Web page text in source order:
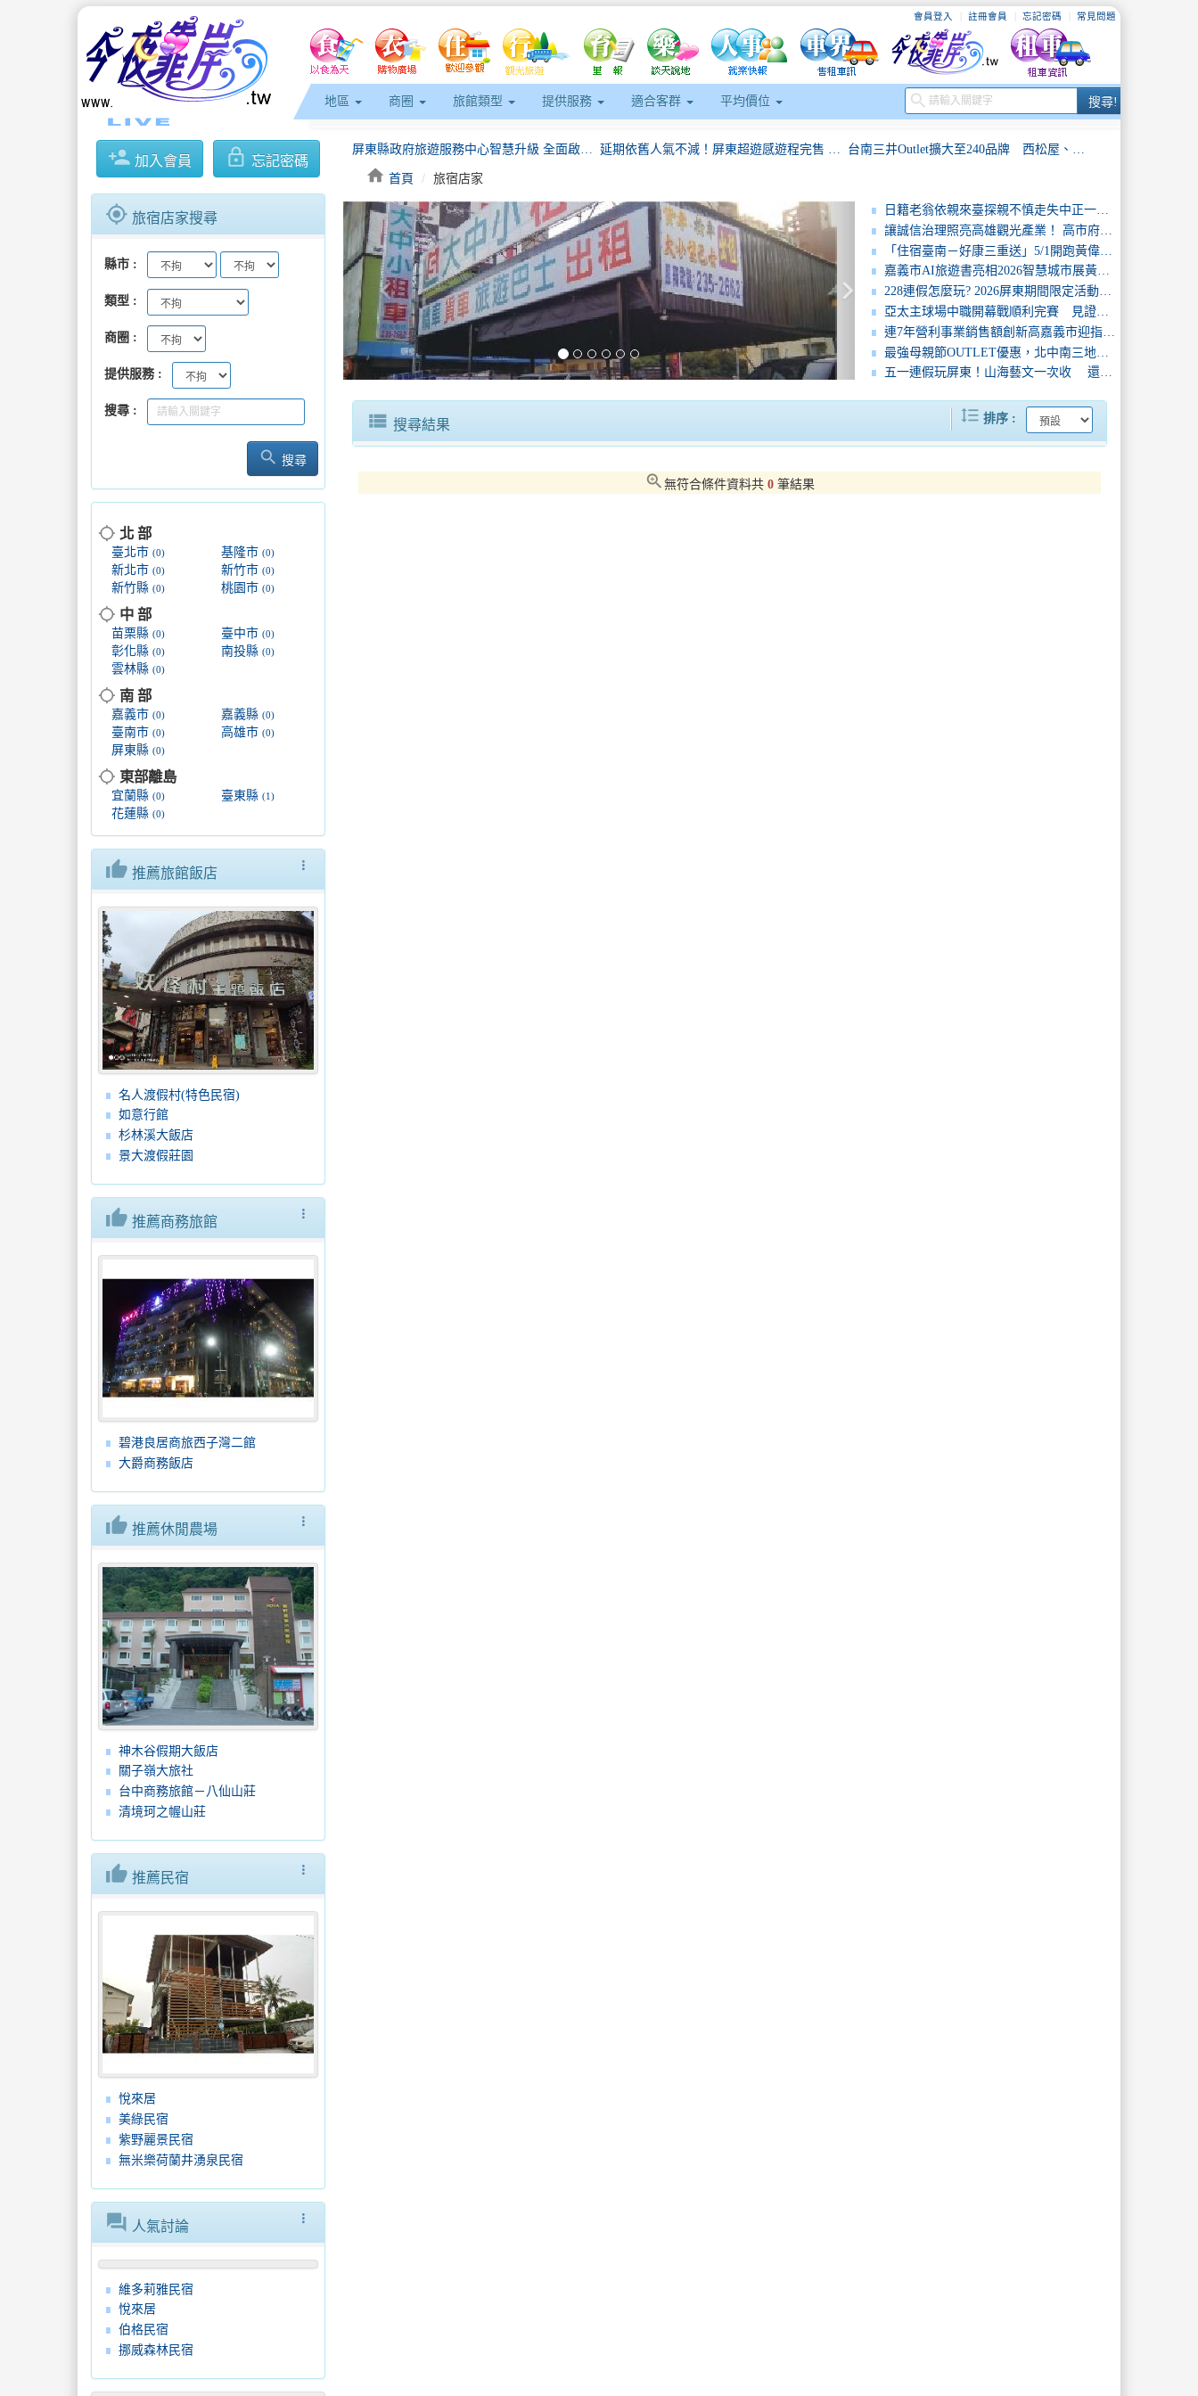
會員登入 註冊會員 忘記密碼 常見問題
地區 商圈 旅館類型 提供服務 適合客群 平均價位
搜
尋
search 搜尋!
person_add 加入會員 lock_outline 忘記密碼
gps_fixed 旅宿店家搜尋
縣市
類型
商圈
提供服務
搜尋
search 搜尋
location_searching 北 部
臺北市 (0) 基隆市(0)
新北市 (0) 新竹市(0)
新竹縣 (0) 桃園市(0)
location_searching 中 部
苗栗縣 (0) 臺中市(0)
彰化縣 (0) 南投縣(0)
雲林縣 (0)
location_searching 南 部
嘉義市 (0) 嘉義縣(0)
臺南市 (0) 高雄市(0)
屏東縣 (0)
location_searching 東部離島
宜蘭縣 (0) 臺東縣(1)
花蓮縣 (0)
more_vert
thumb_up 推薦旅館飯店
名人渡假村(特色民宿)
如意行館
杉林溪大飯店
景大渡假莊園
more_vert
thumb_up 推薦商務旅館
碧港良居商旅西子灣二館
大爵商務飯店
more_vert
thumb_up 推薦休閒農場
神木谷假期大飯店
關子嶺大旅社
台中商務旅館－八仙山莊
清境珂之幄山莊
more_vert
thumb_up 推薦民宿
悅來居
美綠民宿
紫野麗景民宿
無米樂荷蘭井湧泉民宿
more_vert
forum 人氣討論
維多莉雅民宿
悅來居
伯格民宿
挪威森林民宿
屏東縣政府旅遊服務中心智慧升級 全面啟用數位看板播放器 打造即時資訊觀光新體驗
親子連假去哪玩？新北招商案活動優惠陪你歡度兒童節 不讓憾事發生!中二警成功尋獲中年失意男
2026螢光花泉季4月11日盛大登場四部曲串聯楠西春日魅力邀民眾賞螢、賞花、泡湯、漫遊山城 韓職樂天巨人完成台南春訓任務 兒童連假玩翻屏東！ 一到三日動感遊程 開啟春日冒險模式
黃敏惠市長率隊參與拉法葉蘋果節嘉大附小童軍行銷城市成為「小小外交官」 把生活能力找回來！ 屏東長照結合物理治療打造新典範
屏東縣政府旅遊服務中心智慧升級 全面啟用數位看板播放器 打造即時資訊觀光新體驗 延期依舊人氣不減！屏東超遊感遊程完售 7月恆春機場再掀飛行熱潮
home 首頁 旅宿店家
keyboard_arrow_left keyboard_arrow_right
日籍老翁依親來臺探親不慎走失中正一暖警供餐陪伴助返家
讓誠信治理照亮高雄觀光產業！ 高市府攜手產官學訓，共創餐旅專業倫理新世代
「住宿臺南－好康三重送」5/1開跑黃偉哲：住越多、省越多、再抽百萬好禮
嘉義市AI旅遊書亮相2026智慧城市展黃敏惠市長體驗智慧旅遊新模式
228連假怎麼玩? 2026屏東期間限定活動報你知！
亞太主球場中職開幕戰順利完賽 見證臺南棒球發展重要里程碑
連7年營利事業銷售額創新高嘉義市迎指標餐飲品牌金色三麥雲嘉地區首店進駐
最強母親節OUTLET優惠，北中南三地同步開催！
五一連假玩屏東！山海藝文一次收 還有百萬汽車月月抽
format_line_spacing 排序
view_list 搜尋結果
zoom_in 無符合條件資料共 0筆結果